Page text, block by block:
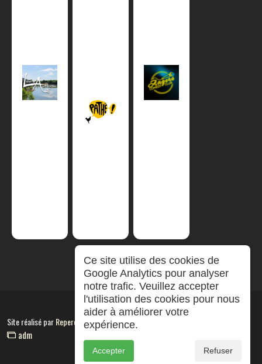
Site réalisé parRepereCom
adm
Ce site utilise des cookies de
Google Analytics pour analyser
notre trafic. Veuillez accepter
l'utilisation des cookies pour nous
aider à améliorer votre
expérience.
Accepter Refuser